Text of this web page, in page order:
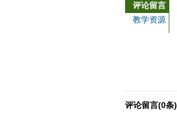
评论留言
教学资源
评论留言(0条)